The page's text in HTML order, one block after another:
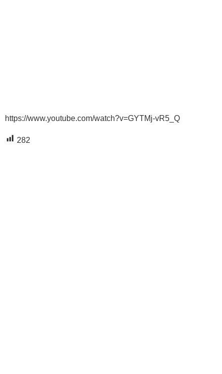
https://www.youtube.com/watch?v=GYTMj-vR5_Q
282